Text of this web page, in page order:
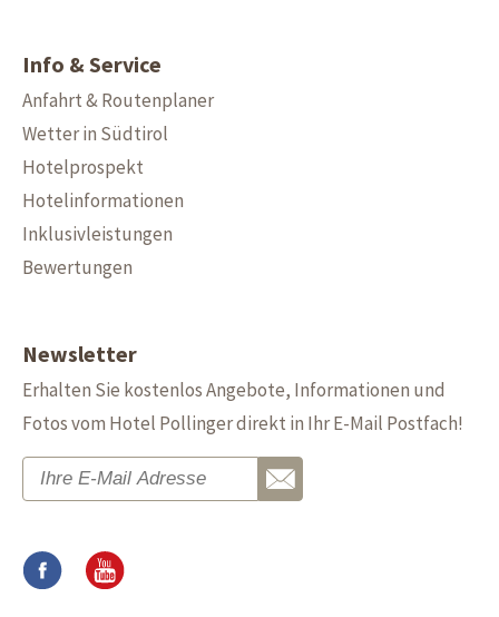
Info & Service
Anfahrt & Routenplaner
Wetter in Südtirol
Hotelprospekt
Hotelinformationen
Inklusivleistungen
Bewertungen
Newsletter
Erhalten Sie kostenlos Angebote, Informationen und
Fotos vom Hotel Pollinger direkt in Ihr E-Mail Postfach!